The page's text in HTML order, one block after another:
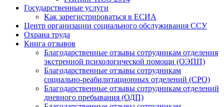
Государственные услуги
Как зарегистрироваться в ЕСИА
Центр организации социального обслуживания ССУ
Охрана труда
Книга отзывов
Благодарственные отзывы сотрудникам отделения
экстренной психологической помощи (ОЭПП)
Благодарственные отзывы сотрудникам
социально-реабилитационных отделений (СРО)
Благодарственные отзывы сотрудникам отделений
дневного пребывания (ОДП)